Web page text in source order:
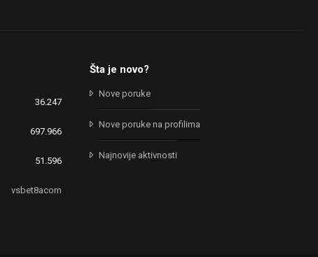
36.247
697.966
51.596
vsbet8acom
Šta je novo?
Nove poruke
Nove poruke na profilima
Najnovije aktivnosti